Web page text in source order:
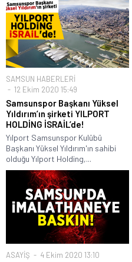
SAMSUN HABERLERİ
12 Ekim 2020 15:49
Samsunspor Başkanı Yüksel
Yıldırım’ın şirketi YILPORT
HOLDİNG İSRAİL’de!
Yılport Samsunspor Kulübü
Başkanı Yüksel Yıldırım'ın sahibi
olduğu Yılport Holding,...
ASAYİŞ 4 Ekim 2020 13:10